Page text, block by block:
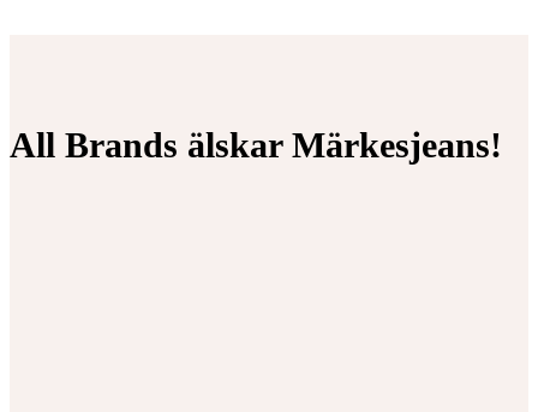
All Brands älskar Märkesjeans!